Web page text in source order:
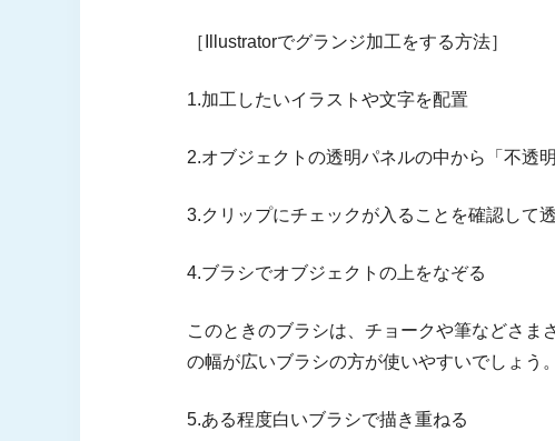
［Illustratorでグランジ加工をする方法］
1.加工したいイラストや文字を配置
2.オブジェクトの透明パネルの中から「不透
3.クリップにチェックが入ることを確認して
4.ブラシでオブジェクトの上をなぞる
このときのブラシは、チョークや筆などさ
の幅が広いブラシの方が使いやすいでしょう。
5.ある程度白いブラシで描き重ねる